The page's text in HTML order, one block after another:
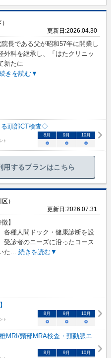
更新日:2026.04.30
院長である父が昭和57年に開業し
外科を継承し、「はたクリニッ
新たに
きを読む▼
頭部CT検査◇
ト
8 月 9 月 10月
○ ○ ○
用するプランはこちら
）
更新日:2026.07.31
徴】
各種人間ドック・健康診断を設
受診者のニーズに沿ったコース
た... 続きを読む▼
ト
8月 9月 10月
○ ○ ○
MRI/頸部MRA検査・頸動脈エ
8月 9月 10月